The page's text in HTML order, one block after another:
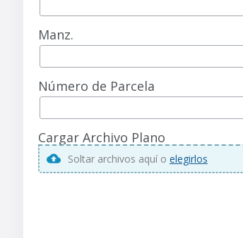
Manz.
Número de Parcela
Cargar Archivo Plano
Soltar archivos aquí o elegirlos